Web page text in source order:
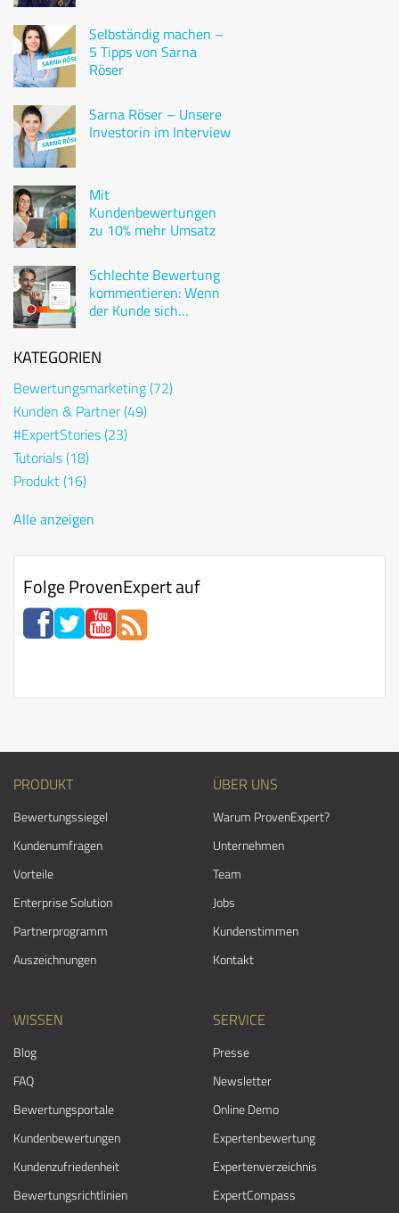
Selbständig machen –
5 Tipps von Sarna
Röser
Sarna Röser – Unsere
Investorin im Interview
Mit
Kundenbewertungen
zu 10% mehr Umsatz
Schlechte Bewertung
kommentieren: Wenn
der Kunde sich
KATEGORIEN
Bewertungsmarketing(72)
Kunden & Partner(49)
#ExpertStories(23)
Tutorials(18)
Produkt(16)
Alle anzeigen
Folge ProvenExpert auf
PRODUKT
Bewertungssiegel
Kundenumfragen
Vorteile
Enterprise Solution
Partnerprogramm
Auszeichnungen
ÜBER UNS
Warum ProvenExpert?
Unternehmen
Team
Jobs
Kundenstimmen
Kontakt
WISSEN
Blog
FAQ
Bewertungsportale
Kundenbewertungen
Kundenzufriedenheit
Bewertungs­richtlinien
SERVICE
Presse
Newsletter
Online Demo
Expertenbewertung
Expertenverzeichnis
ExpertCompass